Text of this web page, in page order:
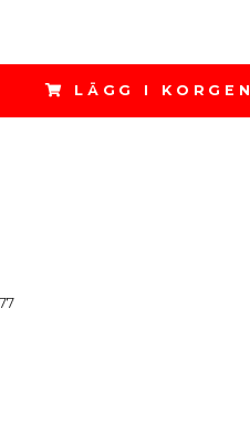
LÄGG I KORGEN